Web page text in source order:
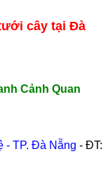
cây tại Đà
Cảnh Quan
- TP. Đà Nẵng - ĐT: